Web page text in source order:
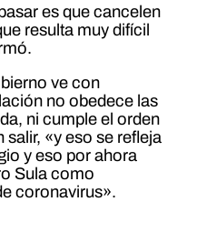
es que cancelen
resulta muy difícil
ve con
no obedece las
ni cumple el orden
salir, «y eso se refleja
y eso por ahora
Sula como
coronavirus».